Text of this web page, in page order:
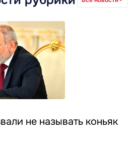
не называть коньяк